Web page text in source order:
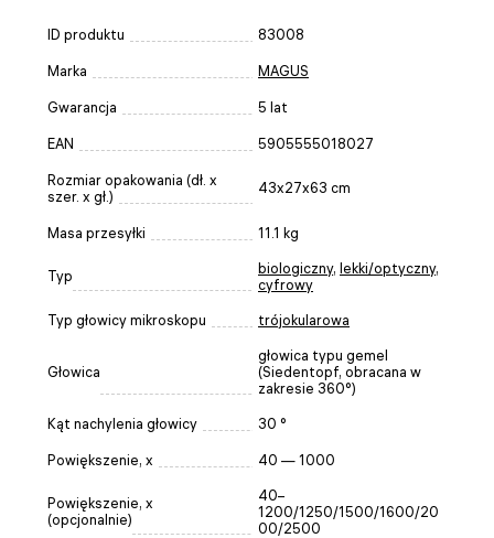
ID produktu 83008
Marka MAGUS
Gwarancja 5 lat
EAN 5905555018027
Rozmiar opakowania (dł. x
szer. x gł.)
43x27x63 cm
Masa przesyłki 11.1 kg
Typ biologiczny, lekki/optyczny,
cyfrowy
Typ głowicy mikroskopu trójokularowa
Głowica
głowica typu gemel
(Siedentopf, obracana w
zakresie 360°)
Kąt nachylenia głowicy 30 °
Powiększenie, x 40 — 1000
Powiększenie, x
(opcjonalnie)
40–
1200/1250/1500/1600/20
00/2500